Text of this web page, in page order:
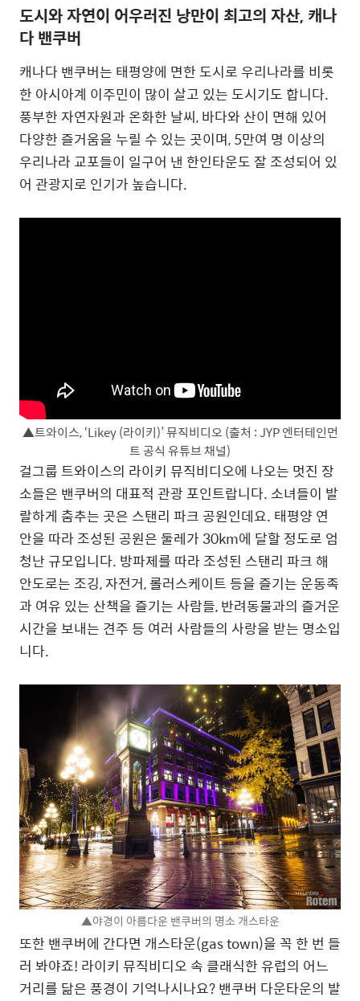
도시와 자연이 어우러진 낭만이 최고의 자산, 캐나
다 밴쿠버
캐나다 밴쿠버는 태평양에 면한 도시로 우리나라를 비롯
한 아시아계 이주민이 많이 살고 있는 도시기도 합니다.
풍부한 자연자원과 온화한 날씨, 바다와 산이 면해 있어
다양한 즐거움을 누릴 수 있는 곳이며, 5만여 명 이상의
우리나라 교포들이 일구어 낸 한인타운도 잘 조성되어 있
어 관광지로 인기가 높습니다.
▲트와이스, ‘Likey (라이키)’ 뮤직비디오 (출처 : JYP 엔터테인먼
트 공식 유튜브 채널)
걸그룹 트와이스의 라이키 뮤직비디오에 나오는 멋진 장
소들은 밴쿠버의 대표적 관광 포인트랍니다. 소녀들이 발
랄하게 춤추는 곳은 스탠리 파크 공원인데요. 태평양 연
안을 따라 조성된 공원은 둘레가 30km에 달할 정도로 엄
청난 규모입니다. 방파제를 따라 조성된 스탠리 파크 해
안도로는 조깅, 자전거, 롤러스케이트 등을 즐기는 운동족
과 여유 있는 산책을 즐기는 사람들, 반려동물과의 즐거운
시간을 보내는 견주 등 여러 사람들의 사랑을 받는 명소입
니다.
▲야경이 아름다운 밴쿠버의 명소 개스타운
또한 밴쿠버에 간다면 개스타운(gas town)을 꼭 한 번 들
러 봐야죠! 라이키 뮤직비디오 속 클래식한 유럽의 어느
거리를 닮은 풍경이 기억나시나요? 밴쿠버 다운타운의 발